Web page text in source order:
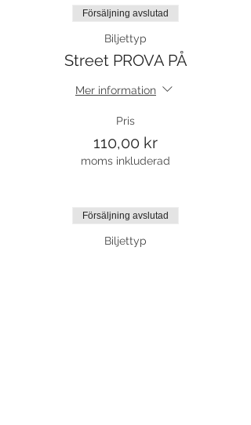
Försäljning avslutad
Biljettyp
Street PROVA PÅ
Mer information
Pris
110,00 kr
moms inkluderad
Försäljning avslutad
Biljettyp